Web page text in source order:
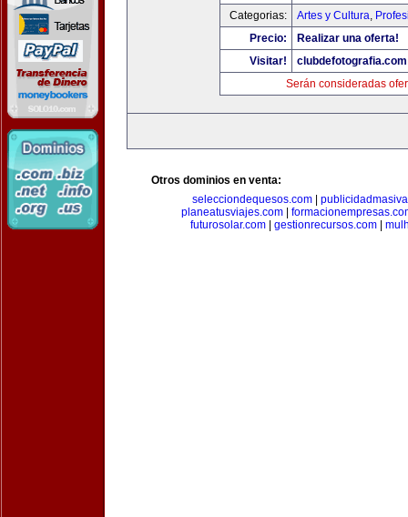
Categorias:
Artes y Cultura,
Precio:
Realizar una oferta!
Visitar!
clubdefotografia.com
Serán consideradas
Otros dominios en venta:
selecciondequesos.com
planeatusviajes.com
futurosolar.com| gestionrecursos.com|